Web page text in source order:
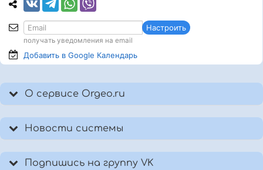
Настроить
получать уведомления на email
Добавить в Google Календарь
О сервисе Orgeo.ru
Новости системы
Подпишись на группу VK